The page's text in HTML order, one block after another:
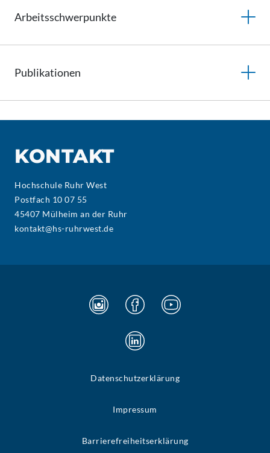
Arbeitsschwerpunkte
Publikationen
KONTAKT
Hochschule Ruhr West
Postfach 10 07 55
45407 Mülheim an der Ruhr
kontakt@hs-ruhrwest.de
Datenschutzerklärung
Impressum
Barrierefreiheitserklärung